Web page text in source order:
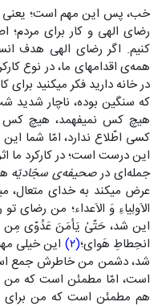
خب، پس این مهم است؛ یعنی
رضای الهی و کار برای مردم؛
کنیم. اگر رضای الهی هدف
همه‌ی اقدامهای ما، در نوع
در خانه دارید فکر میکنید
که سنگین بوده، ناچار شدید
هیچ کس نمیفهمد، هیچ کس
کسی اطّلاع ندارد، امّا شما این
این درست است؛ در کارکرد ما
جمله‌ای درصحیفه‌ی سجّادیّه
عرض میکند به خدای متعال،
الاَولِیاءِ وَ الاَعداء؛ من رضای
این شد، حَتّىٰ یَأمَنَ عَدُوّی
انحِطاطِ هَوای؛(۲)
این خیلی
شد، دشمن من خاطرش جمع
است، امّا مطمئن است که من
هم مطمئن است که من برای